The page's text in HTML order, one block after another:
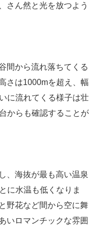
さん然と光を放つよう
間から流れ落ちてくる
さは1000mを超え、幅
に流れてくる様子は壮
からも確認することが
、海抜が最も高い温泉
に水温も低くなりま
野花など間から空に舞
いロマンチックな雰囲